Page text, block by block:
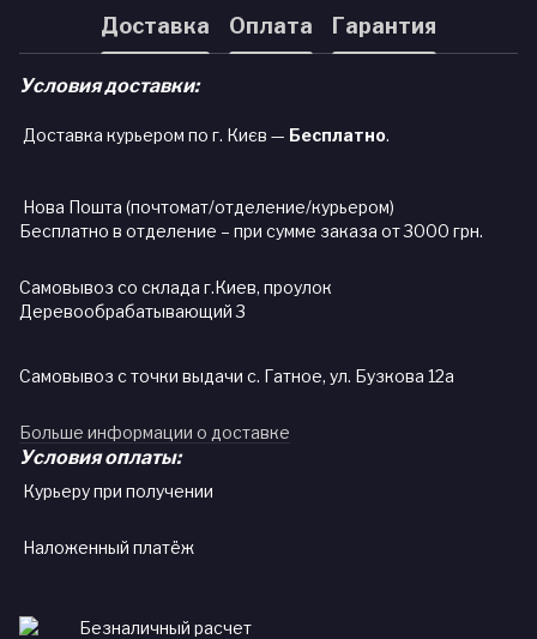
Доставка Оплата Гарантия
Условия доставки:
Доставка курьером по г. Києв — Бесплатно.
Нова Пошта (почтомат/отделение/курьером)
Бесплатно в отделение – при сумме заказа от 3000 грн.
Самовывоз со склада г.Киев, проулок
Деревообрабатывающий 3
Самовывоз с точки выдачи с. Гатное, ул. Бузкова 12а
Больше информации о доставке
Условия оплаты:
Курьеру при получении
Наложенный платёж
Безналичный расчет